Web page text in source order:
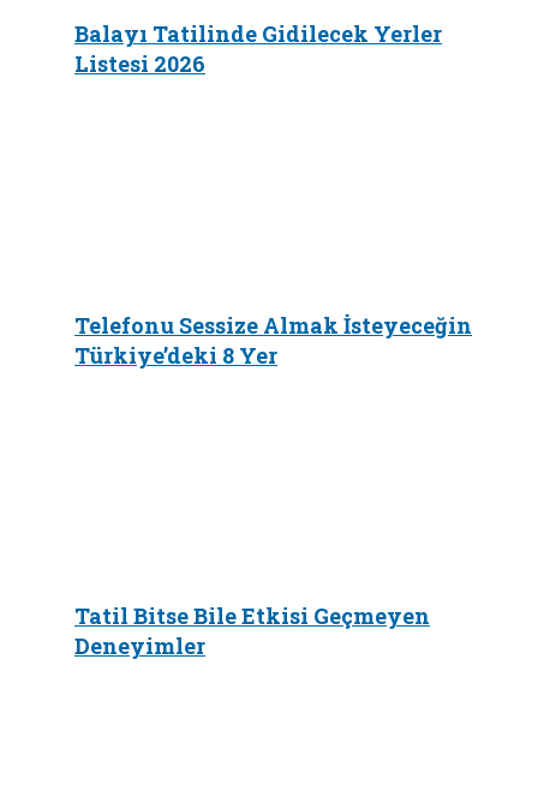
Balayı Tatilinde Gidilecek Yerler
Listesi 2026
Telefonu Sessize Almak İsteyeceğin
Türkiye’deki 8 Yer
Tatil Bitse Bile Etkisi Geçmeyen
Deneyimler